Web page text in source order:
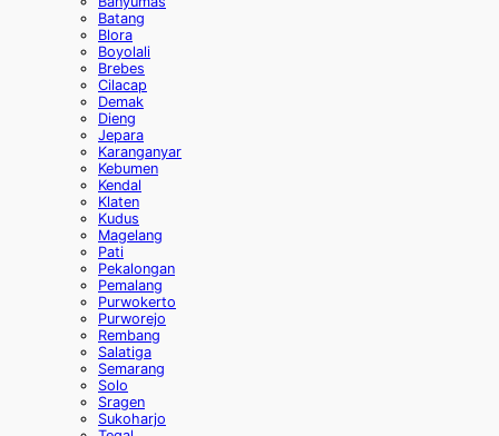
Batang
Blora
Boyolali
Brebes
Cilacap
Demak
Dieng
Jepara
Karanganyar
Kebumen
Kendal
Klaten
Kudus
Magelang
Pati
Pekalongan
Pemalang
Purwokerto
Purworejo
Rembang
Salatiga
Semarang
Solo
Sragen
Sukoharjo